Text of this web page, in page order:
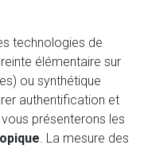
technologies de
élémentaire sur
ou synthétique
authentification et
présenterons les
. La mesure des